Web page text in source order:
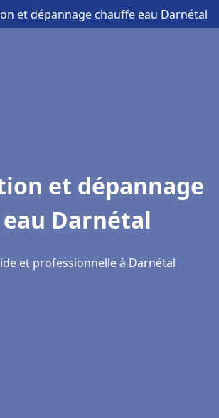
et dépannage chauffe eau Darnétal
et dépannage
Darnétal
et professionnelle à Darnétal